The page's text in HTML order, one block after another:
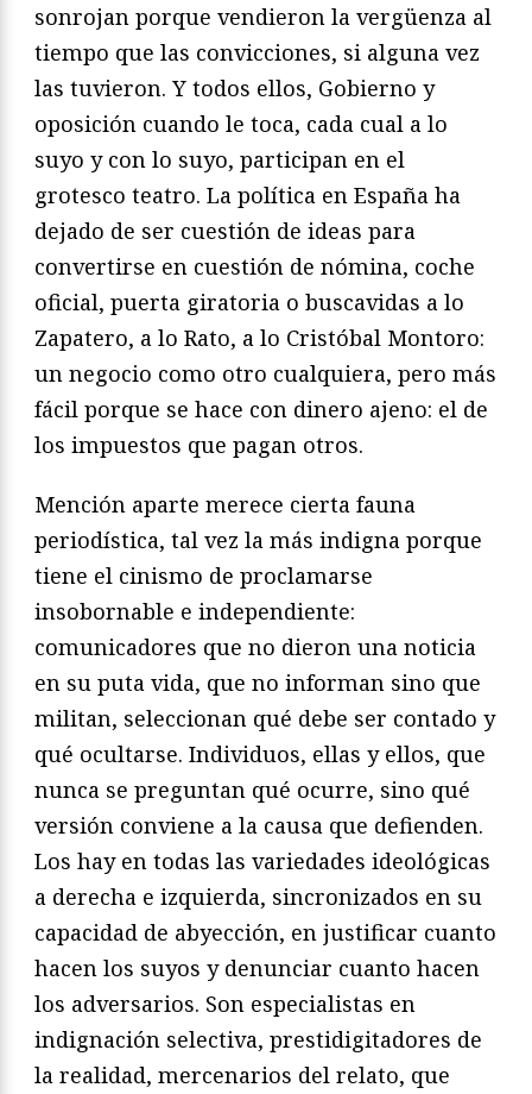
sonrojan porque vendieron la vergüenza al
tiempo que las convicciones, si alguna vez
las tuvieron. Y todos ellos, Gobierno y
oposición cuando le toca, cada cual a lo
suyo y con lo suyo, participan en el
grotesco teatro. La política en España ha
dejado de ser cuestión de ideas para
convertirse en cuestión de nómina, coche
oficial, puerta giratoria o buscavidas a lo
Zapatero, a lo Rato, a lo Cristóbal Montoro:
un negocio como otro cualquiera, pero más
fácil porque se hace con dinero ajeno: el de
los impuestos que pagan otros.
Mención aparte merece cierta fauna
periodística, tal vez la más indigna porque
tiene el cinismo de proclamarse
insobornable e independiente:
comunicadores que no dieron una noticia
en su puta vida, que no informan sino que
militan, seleccionan qué debe ser contado y
qué ocultarse. Individuos, ellas y ellos, que
nunca se preguntan qué ocurre, sino qué
versión conviene a la causa que defienden.
Los hay en todas las variedades ideológicas
a derecha e izquierda, sincronizados en su
capacidad de abyección, en justificar cuanto
hacen los suyos y denunciar cuanto hacen
los adversarios. Son especialistas en
indignación selectiva, prestidigitadores de
la realidad, mercenarios del relato, que